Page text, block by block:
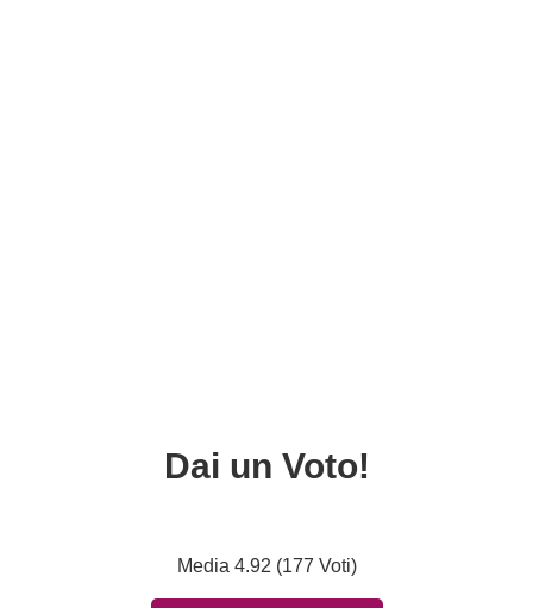
Dai un Voto!
Media 4.92 (177 Voti)